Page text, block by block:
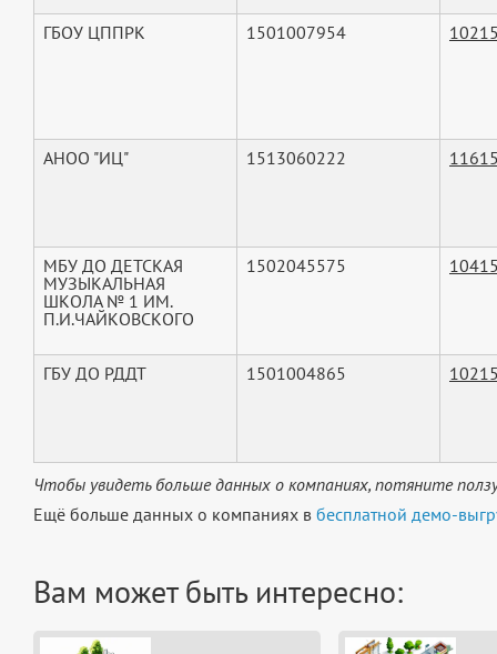
ГБОУ ЦППРК 1501007954
АНОО "ИЦ" 1513060222
МБУ ДО ДЕТСКАЯ
МУЗЫКАЛЬНАЯ
ШКОЛА № 1 ИМ.
П.И.ЧАЙКОВСКОГО
1502045575
ГБУ ДО РДДТ 1501004865
Чтобы увидеть больше данных о компаниях, потяните
Ещё больше данных о компаниях в бесплатной демо-
Вам может быть интересно: